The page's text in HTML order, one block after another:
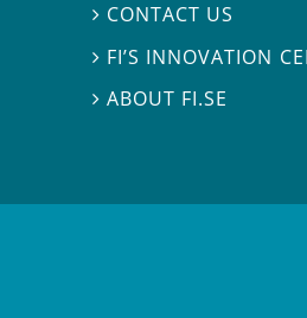
 CONTACT US
 FI’S INNOVATION
 ABOUT FI.SE